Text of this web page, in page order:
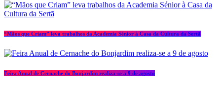
“Mãos que Criam” leva trabalhos da Academia Sénior à Casa da Cultura da Sertã
Feira Anual de Cernache do Bonjardim realiza-se a 9 de agosto